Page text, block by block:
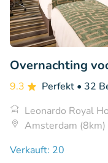
Overnachting
9.3 Perfekt • 32
Leonardo Royal
Amsterdam (8km)
Verkauft: 20